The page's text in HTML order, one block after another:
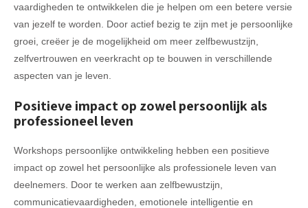
vaardigheden te ontwikkelen die je helpen om een betere versie
van jezelf te worden. Door actief bezig te zijn met je persoonlijke
groei, creëer je de mogelijkheid om meer zelfbewustzijn,
zelfvertrouwen en veerkracht op te bouwen in verschillende
aspecten van je leven.
Positieve impact op zowel persoonlijk als
professioneel leven
Workshops persoonlijke ontwikkeling hebben een positieve
impact op zowel het persoonlijke als professionele leven van
deelnemers. Door te werken aan zelfbewustzijn,
communicatievaardigheden, emotionele intelligentie en